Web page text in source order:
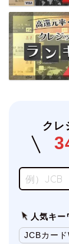
クレ
人気キー
JCBカード